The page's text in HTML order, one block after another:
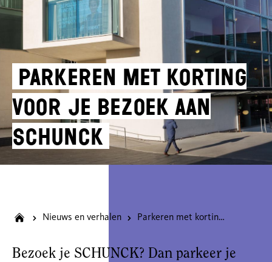
Parkeren met korting
voor je bezoek aan
SCHUNCK
Nieuws en verhalen Parkeren met korting voor je bezoek aan SCHUNCK
Bezoek je SCHUNCK? Dan parkeer je